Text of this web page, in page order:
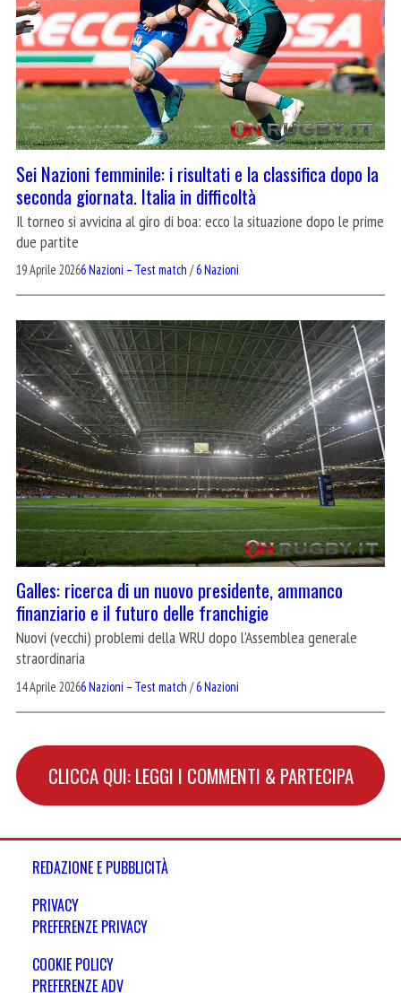
Sei Nazioni femminile: i risultati e la classifica dopo la
seconda giornata. Italia in difficoltà
Il torneo si avvicina al giro di boa: ecco la situazione dopo le prime
due partite
19 Aprile 20266 Nazioni – Test match /6 Nazioni
Galles: ricerca di un nuovo presidente, ammanco
finanziario e il futuro delle franchigie
Nuovi (vecchi) problemi della WRU dopo l'Assemblea generale
straordinaria
14 Aprile 20266 Nazioni – Test match /6 Nazioni
CLICCA QUI: LEGGI I COMMENTI & PARTECIPA
REDAZIONE E PUBBLICITÀ
PRIVACY
PREFERENZE PRIVACY
COOKIE POLICY
PREFERENZE ADV